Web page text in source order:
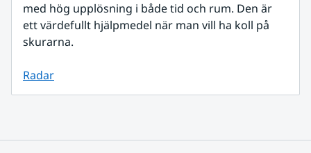
med hög upplösning i både tid och rum. Den är
ett värdefullt hjälpmedel när man vill ha koll på
skurarna.
Radar